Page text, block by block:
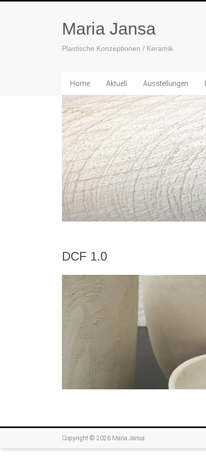
Maria Jansa
Plastische Konzeptionen / Keramik
Home Aktuell Ausstellungen
DCF 1.0
Copyright © 2026 Maria Jansa